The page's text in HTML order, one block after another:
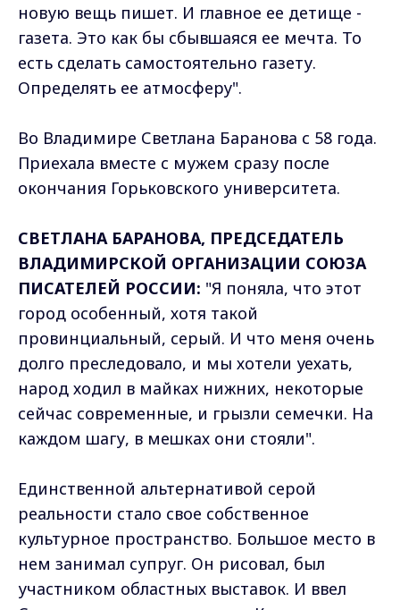
новую вещь пишет. И главное ее детище -
газета. Это как бы сбывшаяся ее мечта. То
есть сделать самостоятельно газету.
Определять ее атмосферу".
Во Владимире Светлана Баранова с 58 года.
Приехала вместе с мужем сразу после
окончания Горьковского университета.
СВЕТЛАНА БАРАНОВА, ПРЕДСЕДАТЕЛЬ
ВЛАДИМИРСКОЙ ОРГАНИЗАЦИИ СОЮЗА
ПИСАТЕЛЕЙ РОССИИ: "Я поняла, что этот
город особенный, хотя такой
провинциальный, серый. И что меня очень
долго преследовало, и мы хотели уехать,
народ ходил в майках нижних, некоторые
сейчас современные, и грызли семечки. На
каждом шагу, в мешках они стояли".
Единственной альтернативой серой
реальности стало свое собственное
культурное пространство. Большое место в
нем занимал супруг. Он рисовал, был
участником областных выставок. И ввел